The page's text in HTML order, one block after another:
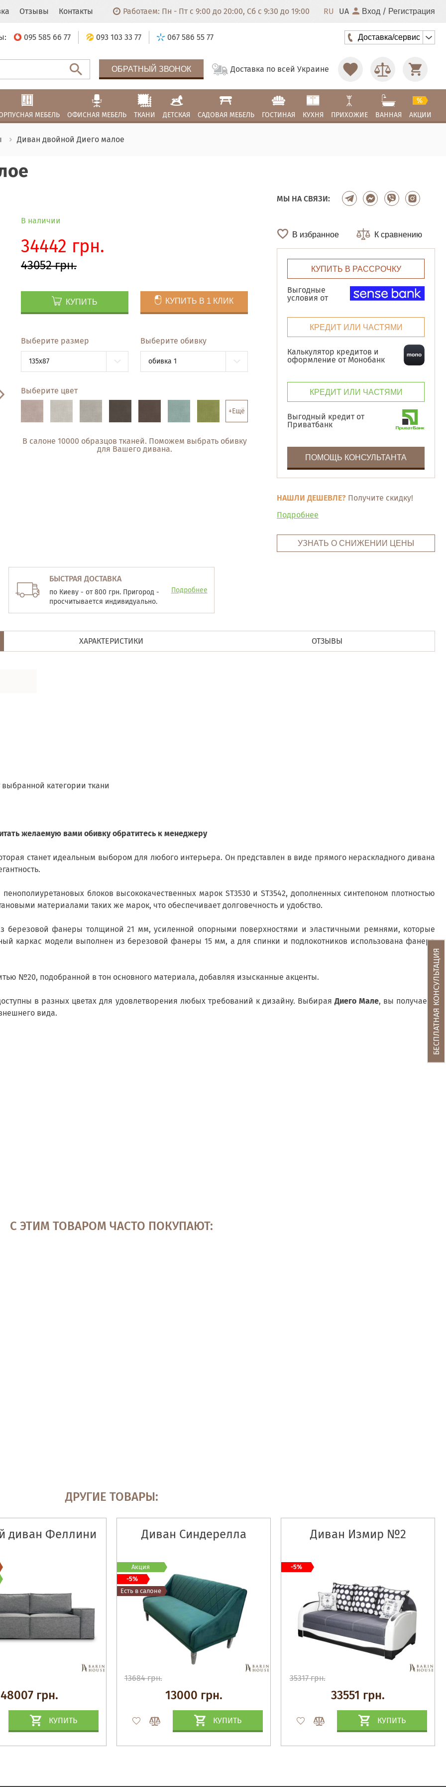
Отзывы Контакты Работаем: Пн - Пт с 9:00 до 20:00, Сб с 9:30 до 19:00 RU UA Вход / Регистрация
095 585 66 77 093 103 33 77 067 586 55 77 Доставка/сервис
ОБРАТНЫЙ ЗВОНОК Доставка по всей Украине
МЕБЕЛЬ ОФИСНАЯ МЕБЕЛЬ ТКАНИ ДЕТСКАЯ САДОВАЯ МЕБЕЛЬ ГОСТИНАЯ КУХНЯ ПРИХОЖИЕ ВАННАЯ АКЦИИ
Диван двойной Диего малое
В наличии
34442 грн.
43052 грн.
КУПИТЬ КУПИТЬ В 1 КЛИК
Выберите размер
135x87
Выберите обивку
обивка 1
Выберите цвет
+Ещё
В салоне 10000 образцов тканей. Поможем выбрать обивку
для Вашего дивана.
МЫ НА СВЯЗИ:
В избранное К сравнению
КУПИТЬ В РАССРОЧКУ
Выгодные
условия от
КРЕДИТ ИЛИ ЧАСТЯМИ
Калькулятор кредитов и
оформление от Монобанк
КРЕДИТ ИЛИ ЧАСТЯМИ
Выгодный кредит от
Приватбанк
ПОМОЩЬ КОНСУЛЬТАНТА
НАШЛИ ДЕШЕВЛЕ? Получите скидку!
Подробнее
УЗНАТЬ О СНИЖЕНИИ ЦЕНЫ
БЫСТРАЯ ДОСТАВКА
по Киеву - от 800 грн. Пригород -
просчитывается индивидуально.
Подробнее
ХАРАКТЕРИСТИКИ ОТЗЫВЫ
категории ткани
желаемую вами обивку обратитесь к менеджеру
станет идеальным выбором для любого интерьера. Он представлен в виде прямого нераскладного дивана
блоков высококачественных марок ST3530 и ST3542, дополненных синтепоном плотностью
материалами таких же марок, что обеспечивает долговечность и удобство.
березовой фанеры толщиной 21 мм, усиленной опорными поверхностями и эластичными ремнями, которые
каркас модели выполнен из березовой фанеры 15 мм, а для спинки и подлокотников использована фанера
№20, подобранной в тон основного материала, добавляя изысканные акценты.
в разных цветах для удовлетворения любых требований к дизайну. ВыбираяДиего Мале, вы получаете
вида.
С ЭТИМ ТОВАРОМ ЧАСТО ПОКУПАЮТ:
ДРУГИЕ ТОВАРЫ:
диван Феллини
48007 грн.
КУПИТЬ
Диван Синдерелла
13684 грн.
13000 грн.
КУПИТЬ
Акция
-5%
Есть в салоне
Диван Измир №2
35317 грн.
33551 грн.
КУПИТЬ
-5%
БЕСПЛАТНАЯ КОНСУЛЬТАЦИЯ